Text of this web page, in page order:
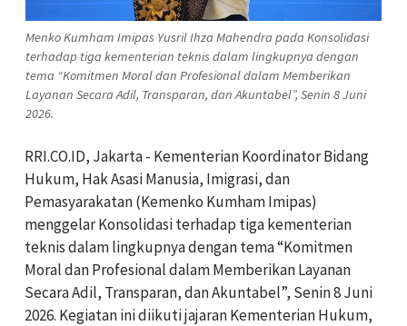
Menko Kumham Imipas Yusril Ihza Mahendra pada Konsolidasi
terhadap tiga kementerian teknis dalam lingkupnya dengan
tema “Komitmen Moral dan Profesional dalam Memberikan
Layanan Secara Adil, Transparan, dan Akuntabel”, Senin 8 Juni
2026.
RRI.CO.ID, Jakarta - Kementerian Koordinator Bidang
Hukum, Hak Asasi Manusia, Imigrasi, dan
Pemasyarakatan (Kemenko Kumham Imipas)
menggelar Konsolidasi terhadap tiga kementerian
teknis dalam lingkupnya dengan tema “Komitmen
Moral dan Profesional dalam Memberikan Layanan
Secara Adil, Transparan, dan Akuntabel”, Senin 8 Juni
2026. Kegiatan ini diikuti jajaran Kementerian Hukum,